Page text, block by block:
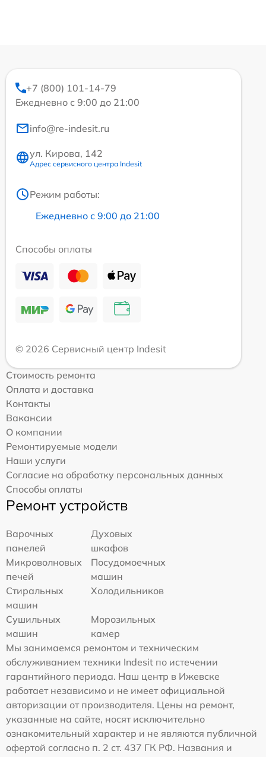
+7 (800) 101-14-79
Ежедневно с 9:00 до 21:00
info@re-indesit.ru
ул. Кирова, 142
Адрес сервисного центра Indesit
Режим работы:
Ежедневно с 9:00 до 21:00
Способы оплаты
© 2026 Сервисный центр Indesit
Стоимость ремонта
Оплата и доставка
Контакты
Вакансии
О компании
Ремонтируемые модели
Наши услуги
Согласие на обработку персональных данных
Способы оплаты
Ремонт устройств
Варочных
панелей
Духовых
шкафов
Микроволновых
печей
Посудомоечных
машин
Стиральных
машин
Холодильников
Сушильных
машин
Морозильных
камер
Мы занимаемся ремонтом и техническим
обслуживанием техники Indesit по истечении
гарантийного периода. Наш центр в Ижевске
работает независимо и не имеет официальной
авторизации от производителя. Цены на ремонт,
указанные на сайте, носят исключительно
ознакомительный характер и не являются публичной
офертой согласно п. 2 ст. 437 ГК РФ. Названия и